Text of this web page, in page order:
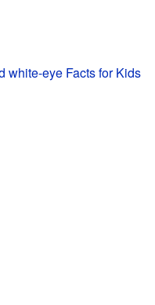
white-eye Facts for Kids